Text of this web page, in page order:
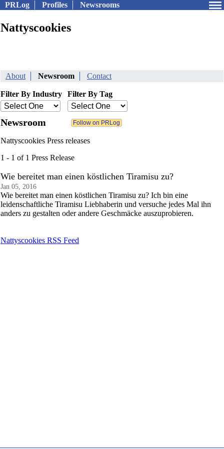
PRLog Profiles Newsrooms
Nattyscookies
About Newsroom Contact
Filter By Industry Filter By Tag
Newsroom
Nattyscookies Press releases
1 - 1 of 1 Press Release
Wie bereitet man einen köstlichen Tiramisu zu?
Jan 05, 2016
Wie bereitet man einen köstlichen Tiramisu zu? Ich bin eine
leidenschaftliche Tiramisu Liebhaberin und versuche jedes Mal ihn
anders zu gestalten oder andere Geschmäcke auszuprobieren.
Nattyscookies RSS Feed